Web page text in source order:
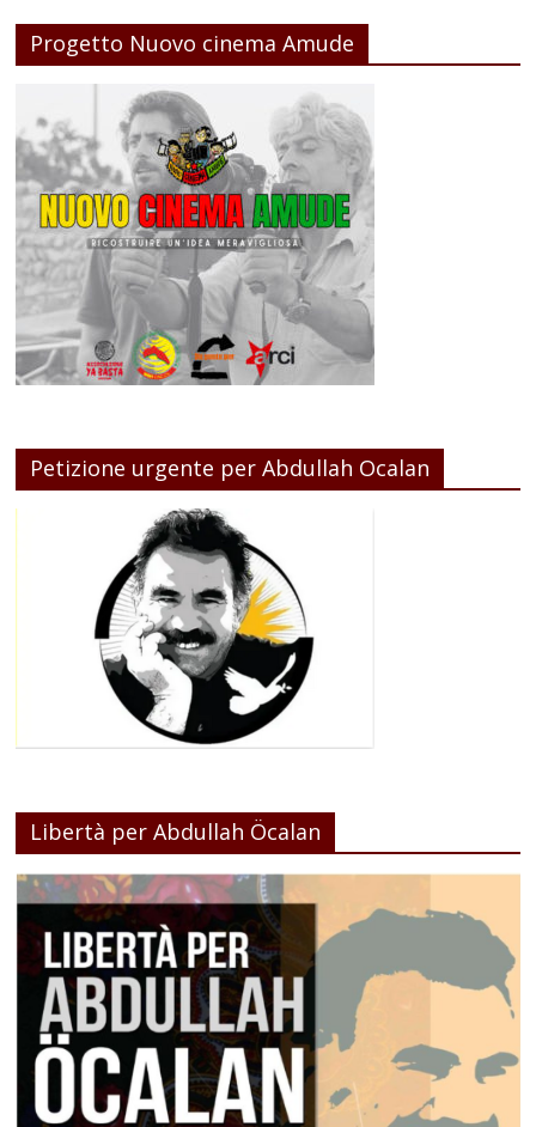
Progetto Nuovo cinema Amude
Petizione urgente per Abdullah Ocalan
Libertà per Abdullah Öcalan